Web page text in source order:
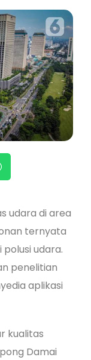
udara di area
ternyata
udara.
penelitian
aplikasi
kualitas
Damai